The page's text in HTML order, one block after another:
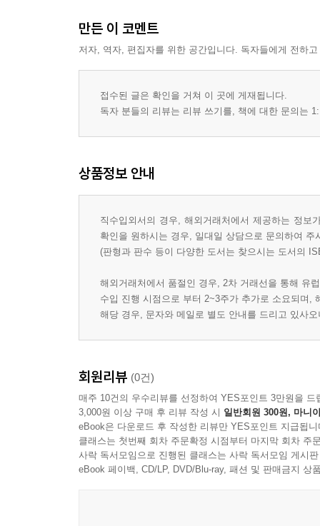
만든 이 코멘트
저자, 역자, 편집자를 위한 공간입니다. 독자들에게 전하
접수된 글은 확인을 거쳐 이 곳에 게재됩니다.
독자 분들의 리뷰는 리뷰 쓰기를, 책에 대한 문의는
상품정보 안내
직수입외서의 경우, 해외거래처에서 제공하는 정
확인을 원하시는 경우, 일대일 상담으로 문의하여 주
(판형과 판수 등이 다양한 도서는 찾으시는 도서의
해외거래처에서 품절인 경우, 2차 거래선을 통해 유
수입 진행 시점으로 부터 2~3주가 추가로 소요되며,
해당 경우, 문자와 메일로 별도 안내를 드리고 있사
회원리뷰 (0건)
매주 10건의 우수리뷰를 선정하여 YES포인트 3만원을 드
3,000원 이상 구매 후 리뷰 작성 시 일반회원 300원, 마니
eBook은 다운로드 후 작성한 리뷰만 YES포인트 지급됩니
클래스는 첫번째 회차 주문확정 시점부터 마지막 회차 주
사락 독서모임으로 진행된 클래스는 사락 독서모임 게시
eBook 페이백, CD/LP, DVD/Blu-ray, 패션 및 판매금지 상